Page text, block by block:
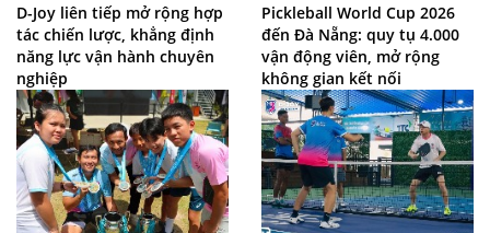
D-Joy liên tiếp mở rộng hợp
tác chiến lược, khẳng định
năng lực vận hành chuyên
nghiệp
Pickleball World Cup 2026
đến Đà Nẵng: quy tụ 4.000
vận động viên, mở rộng
không gian kết nối